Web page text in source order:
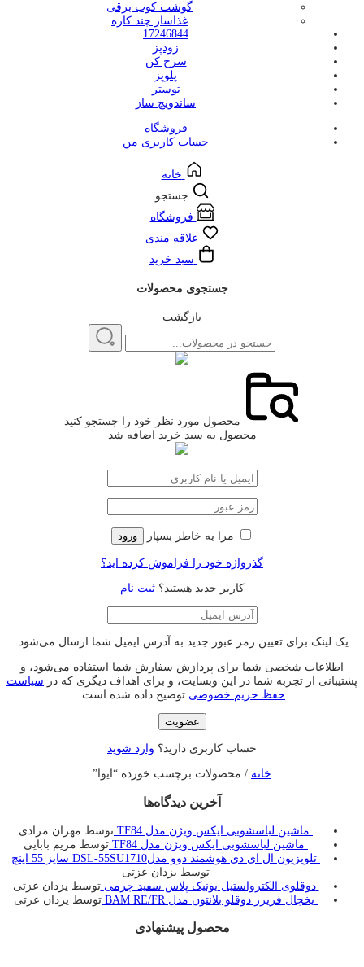
گوشت کوب برقی
غذاساز چند کاره
17246844
زودپز
سرخ کن
پلوپز
توستر
ساندویچ ساز
فروشگاه
حساب کاربری من
خانه
جستجو
فروشگاه
علاقه مندی
سبد خرید
جستجوی محصولات
بازگشت
محصول مورد نظر خود را جستجو کنید
محصول به سبد خرید اضافه شد
مرا به خاطر بسپار ورود
گذرواژه خود را فراموش کرده اید؟
کاربر جدید هستید؟ثبت نام
یک لینک برای تعیین رمز عبور جدید به آدرس ایمیل شما ارسال می‌شود.
اطلاعات شخصی شما برای پردازش سفارش شما استفاده می‌شود، و
پشتیبانی از تجربه شما در این وبسایت، و برای اهداف دیگری که در سیاست
حفظ حریم خصوصی توضیح داده شده است.
عضویت
حساب کاربری دارید؟ وارد شوید
خانه / محصولات برچسب خورده “ایوا”
آخرین دیدگاه‌ها
ماشین لباسشویی ایکس ویژن مدل TF84
توسط مهران مرادی
ماشین لباسشویی ایکس ویژن مدل TF84
توسط مریم بابایی
تلویزیون ال ای دی هوشمند دوو مدلDSL-55SU1710 سایز 55 اینچ
توسط یزدان عزتی
دوقلوی الکترواستیل یونیک پلاس سفید چرمی توسط یزدان عزتی
یخچال فريزر دوقلو بلانتون مدل BAM RE/FR
توسط یزدان عزتی
محصول پیشنهادی